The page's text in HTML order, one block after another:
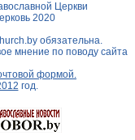
Церкви
2020
обязательна.
мнение по поводу сайта
формой.
год.